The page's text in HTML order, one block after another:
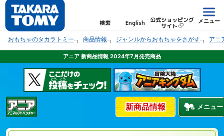
検索 English 公式ショッピング
サイト
メニュー
おもちゃのタカラトミー 商品情報 ジャンルからおもちゃをさがす アニ
アニア 新商品情報 2024年7月発売商品
新商品情報 メニュー